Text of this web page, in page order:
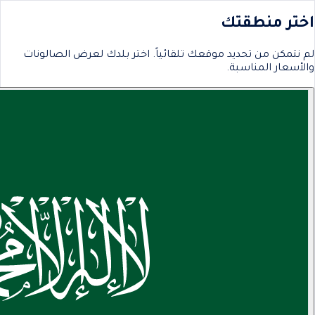
اختر منطقتك
لم نتمكن من تحديد موقعك تلقائياً. اختر بلدك لعرض الصالونات
والأسعار المناسبة.